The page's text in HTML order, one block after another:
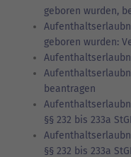
geboren wurden,
geboren wurden:
beantragen
§§ 232 bis 233a
§§ 232 bis 233a